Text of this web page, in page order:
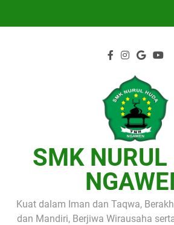
SMK
Kuat dalam Iman dan Taqwa,
dan Mandiri, Berjiwa Wirausaha